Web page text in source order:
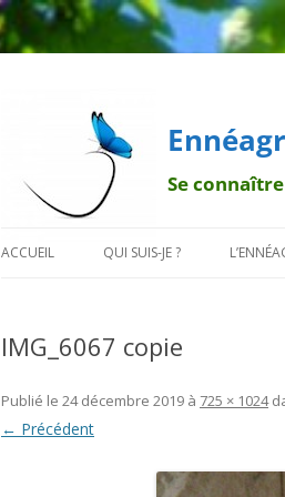
Se
ACCUEIL QUI SUIS-JE ?
POURQUOI UN PAPILLON ?
LES
IMG_6067 copie
Publié le 24 décembre 2019 à 725 × 1024
← Précédent